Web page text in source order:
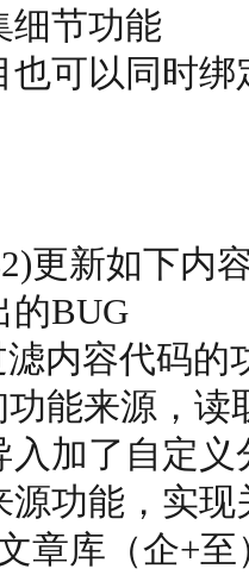
细节功能
也可以同时绑
更新如下内
的BUG
滤内容代码的
功能来源，
入加了自定义
源功能，实
章库（企+至